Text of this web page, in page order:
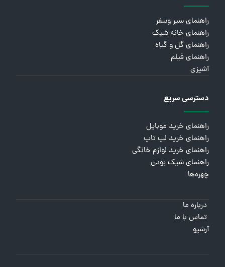
راهنمای سیر وسفر
راهنمای خانه شیک
راهنمای گل و گیاه
راهنمای فیلم
آشپزی
دسترسی سریع
راهنمای خرید موبایل
راهنمای خرید لپ تاپ
راهنمای خرید لوازم خانگی
راهنمای شیک بودن
چهره‌ها
درباره ما
تماس با ما
آرشیو